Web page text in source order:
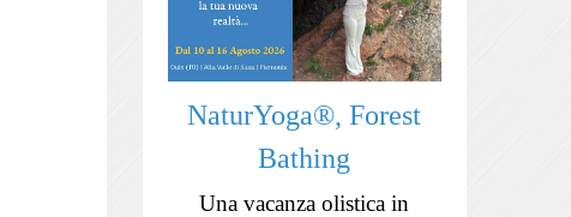
NaturYoga®, Forest
Bathing
Una vacanza olistica in